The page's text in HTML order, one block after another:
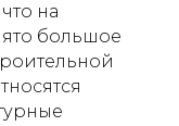
на
большое